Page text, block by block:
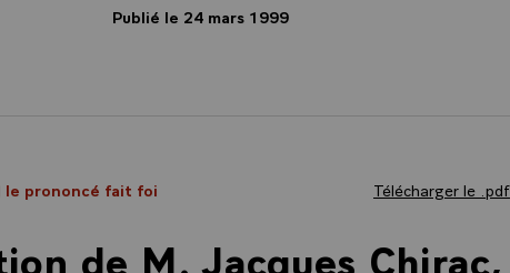
Publié le 24 mars 1999
le prononcé fait foi Télécharger le .pdf
de M. Jacques Chirac,